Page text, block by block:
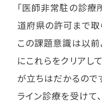
「医師非常駐の診療
道府県の許可まで取
この課題意識は以前
にこれらをクリアし
が立ちはだかるので
ライン診療を受けて